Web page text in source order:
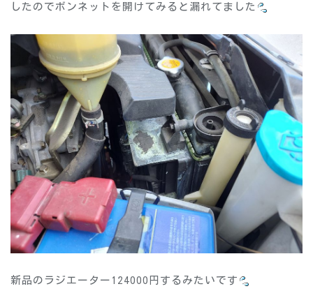
したのでボンネットを開けてみると漏れてました
新品のラジエーター124000円するみたいです